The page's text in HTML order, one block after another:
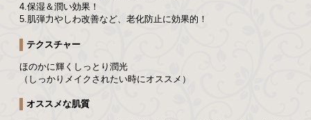
4.保湿＆潤い効果！
5.肌弾力やしわ改善など、老化防止に効果的！
テクスチャー
ほのかに輝くしっとり潤光
（しっかりメイクされたい時にオススメ）
オススメな肌質